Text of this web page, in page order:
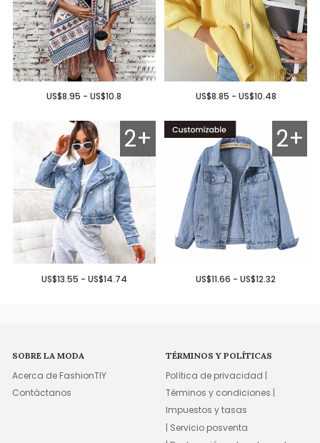
US$8.95 - US$10.8 US$8.85 - US$10.48
2+
US$13.55 - US$14.74
2+
US$11.66 - US$12.32
SOBRE LA MODA
Acerca de FashionTIY
Contáctanos
TÉRMINOS Y POLÍTICAS
Política de privacidad |
Términos y condiciones |
Impuestos y tasas
| Servicio posventa